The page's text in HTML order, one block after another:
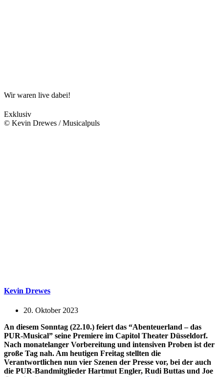
Wir waren live dabei!
Exklusiv
© Kevin Drewes / Musicalpuls
Kevin Drewes
20. Oktober 2023
An diesem Sonntag (22.10.) feiert das “Abenteuerland – das
PUR-Musical” seine Premiere im Capitol Theater Düsseldorf.
Nach monatelanger Vorbereitung und intensiven Proben ist der
große Tag nah. Am heutigen Freitag stellten die
Verantwortlichen nun vier Szenen der Presse vor, bei der auch
die PUR-Bandmitglieder Hartmut Engler, Rudi Buttas und Joe